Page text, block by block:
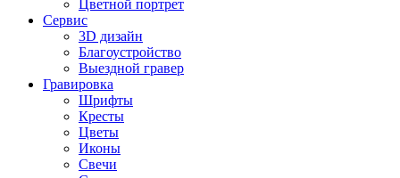
Цветной портрет
Сервис
3D дизайн
Благоустройство
Выездной гравер
Гравировка
Шрифты
Кресты
Цветы
Иконы
Свечи